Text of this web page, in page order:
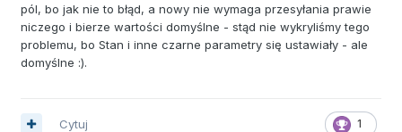
pól, bo jak nie to błąd, a nowy nie wymaga przesyłania prawie
niczego i bierze wartości domyślne - stąd nie wykryliśmy tego
problemu, bo Stan i inne czarne parametry się ustawiały - ale
domyślne :).
1
Cytuj